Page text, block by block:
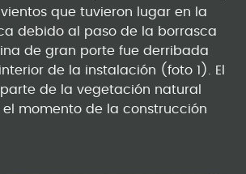
que tuvieron lugar en la
debido al paso de la borrasca
de gran porte fue derribada
de la instalación (foto 1). El
de la vegetación natural
momento de la construcción